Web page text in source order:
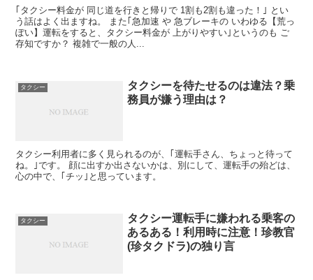
｢タクシー料金が 同じ道を行きと帰りで 1割も2割も違った！｣ とい
う話はよく出ますね。 また｢急加速 や 急ブレーキの いわゆる【荒っ
ぽい】運転をすると、タクシー料金が 上がりやすい｣というのも ご
存知ですか？ 複雑で一般の人...
タクシー
タクシーを待たせるのは違法？乗
務員が嫌う理由は？
タクシー利用者に多く見られるのが、｢運転手さん、ちょっと待って
ね。｣です。 顔に出すか出さないかは、別にして、運転手の殆どは、
心の中で、｢チッ｣と思っています。
タクシー
タクシー運転手に嫌われる乗客の
あるある！利用時に注意！珍教官
(珍タクドラ)の独り言